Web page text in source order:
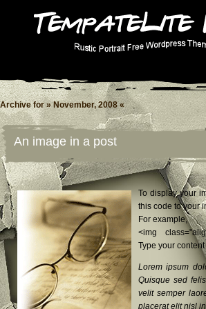
Archive for » November, 2008 «
An image in a post
To display your
this code to your
For example,
<img
Type your
Lorem ipsum
Quisque sed
velit semper
placerat elit nisl